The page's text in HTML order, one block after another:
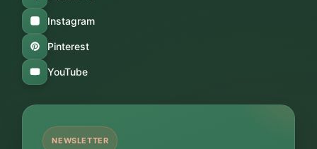
Instagram
Pinterest
YouTube
NEWSLETTER